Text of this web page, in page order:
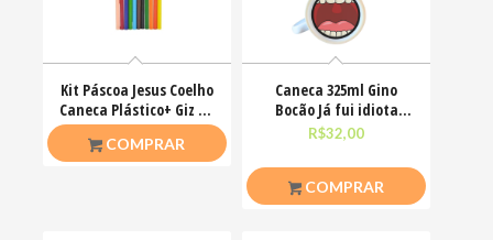
Kit Páscoa Jesus Coelho
Caneca Plástico+ Giz De
Cera Colorir
COMPRAR
Caneca 325ml Gino
Bocão Já fui idiota
agora só finjo Meme
R$32,00
COMPRAR